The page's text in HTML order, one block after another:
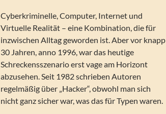
Cyberkriminelle, Computer, Internet und
Virtuelle Realität – eine Kombination, die für
inzwischen Alltag geworden ist. Aber vor knapp
30 Jahren, anno 1996, war das heutige
Schreckensszenario erst vage am Horizont
abzusehen. Seit 1982 schrieben Autoren
regelmäßig über „Hacker“, obwohl man sich
nicht ganz sicher war, was das für Typen waren.